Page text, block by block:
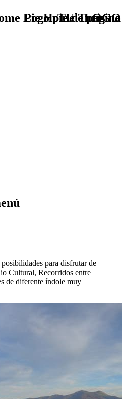
TU - LOGO
para disfrutar de
Cultural, Recorridos entre
de diferente índole muy
Logo pie de página
Pie Home Turismo